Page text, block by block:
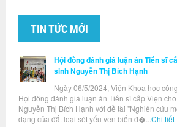
TIN TỨC MỚI
Hội đồng đánh giá luận án Tiến sĩ
sinh Nguyễn Thị Bích Hạnh
Ngày 06/5/2024, Viện Khoa học
Hội đồng đánh giá luận án Tiến sĩ cấp Viện
Nguyễn Thị Bích Hạnh với đề tài "Nghiên cứu
dạng của đất loại sét yếu ven biển đ�...Chi tiết